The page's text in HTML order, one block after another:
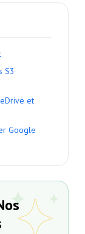
S3
et
Google